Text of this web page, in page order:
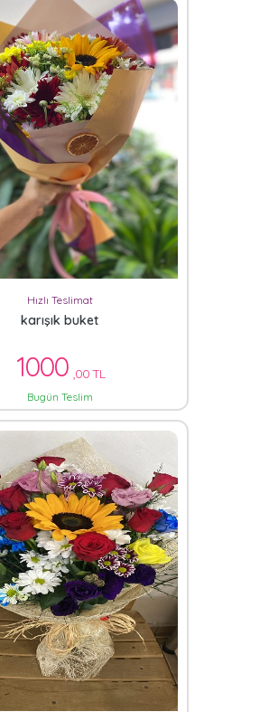
Hızlı Teslimat
karışık buket
1000 ,00 TL
Bugün Teslim